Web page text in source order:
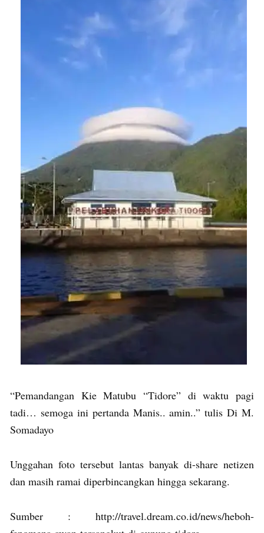
“Pemandangan Kie Matubu “Tidore” di waktu pagi
tadi… semoga ini pertanda Manis.. amin..” tulis Di M.
Somadayo
Unggahan foto tersebut lantas banyak di-share netizen
dan masih ramai diperbincangkan hingga sekarang.
Sumber : http://travel.dream.co.id/news/heboh-